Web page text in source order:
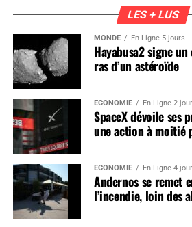
LES + LUS
MONDE En Ligne 5 jours
Hayabusa2 signe
ras d’un astéroïde
ÉCONOMIE En Ligne 2
SpaceX dévoile ses
une action à moitié
ÉCONOMIE En Ligne 4
Andernos se remet
l’incendie, loin des